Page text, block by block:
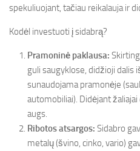
spekuliuojant, tačiau reikalauja ir
Kodėl investuoti į sidabrą?
Pramoninė paklausa:
guli saugyklose, didžioji dalis
sunaudojama pramonėje
automobiliai). Didėjant
augs.
Ribotos atsargos: Sidabro
metalų (švino, cinko, vario)